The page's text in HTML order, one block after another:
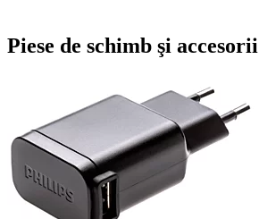
Piese de schimb şi accesorii